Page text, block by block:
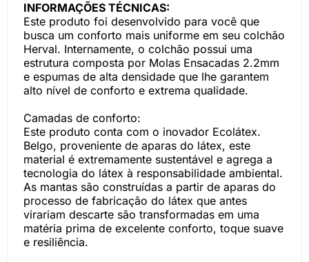
INFORMAÇÕES TÉCNICAS:
Este produto foi desenvolvido para você que
busca um conforto mais uniforme em seu colchão
Herval. Internamente, o colchão possui uma
estrutura composta por Molas Ensacadas 2.2mm
e espumas de alta densidade que lhe garantem
alto nível de conforto e extrema qualidade.
Camadas de conforto:
Este produto conta com o inovador Ecolátex.
Belgo, proveniente de aparas do látex, este
material é extremamente sustentável e agrega a
tecnologia do látex à responsabilidade ambiental.
As mantas são construídas a partir de aparas do
processo de fabricação do látex que antes
virariam descarte são transformadas em uma
matéria prima de excelente conforto, toque suave
e resiliência.